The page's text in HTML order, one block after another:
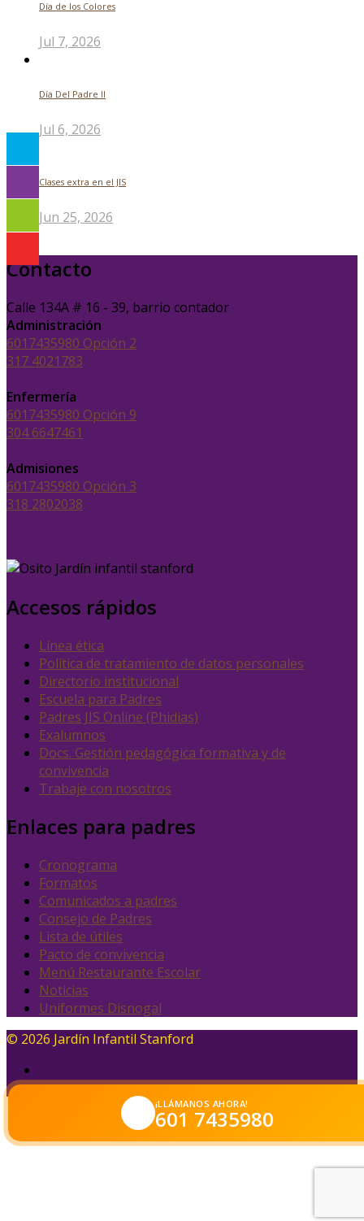
Día de los Colores
Jul 7, 2026
Día Del Padre ll
Jul 6, 2026
Clases extra en el JIS
Jun 25, 2026
Contacto
Calle 134A # 16 - 39, barrio contador
Administración
6017435980 Opción 2
317 4021783
Enfermería
6017435980 Opción 9
304 6647461
Admisiones
6017435980 Opción 3
318 2802038
Accesos rápidos
Línea ética
Política de tratamiento de datos personales
Directorio institucional
Escuela para Padres
Padres JIS Online (Phidias)
Exalumnos
Docs. Gestión pedagógica formativa y de
convivencia
Trabaje con nosotros
Enlaces para padres
Cronograma
Formatos
Comunicados a padres
Consejo de Padres
Lista de útiles
Pacto de convivencia
Menú Restaurante Escolar
Noticias
Uniformes Disnogal
© 2026 Jardín Infantil Stanford
¡LLÁMANOS AHORA!
601 7435980